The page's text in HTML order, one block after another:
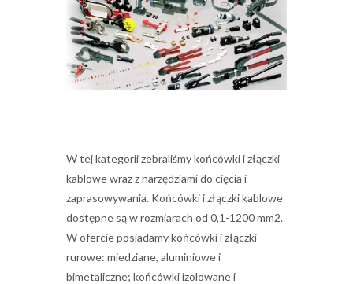
W tej kategorii zebraliśmy końcówki i złączki
kablowe wraz z narzędziami do cięcia i
zaprasowywania. Końcówki i złączki kablowe
dostępne są w rozmiarach od 0,1-1200 mm2.
W ofercie posiadamy końcówki i złączki
rurowe: miedziane, aluminiowe i
bimetaliczne; końcówki izolowane i